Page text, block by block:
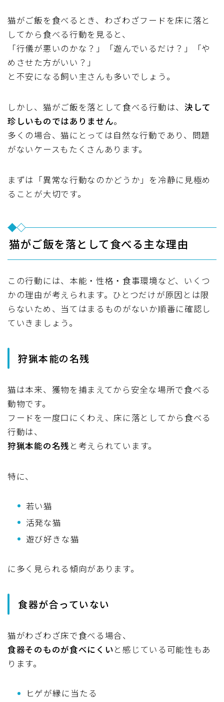
猫がご飯を食べるとき、わざわざフードを床に落と
してから食べる行動を見ると、
「行儀が悪いのかな？」「遊んでいるだけ？」「や
めさせた方がいい？」
と不安になる飼い主さんも多いでしょう。
しかし、猫がご飯を落として食べる行動は、 決して
珍しいものではありません。
多くの場合、猫にとっては自然な行動であり、問題
がないケースもたくさんあります。
まずは「異常な行動なのかどうか」を冷静に見極め
ることが大切です。
猫がご飯を落として食べる主な理由
この行動には、本能・性格・食事環境など、いくつ
かの理由が考えられます。ひとつだけが原因とは限
らないため、当てはまるものがないか順番に確認し
ていきましょう。
狩猟本能の名残
猫は本来、獲物を捕まえてから安全な場所で食べる
動物です。
フードを一度口にくわえ、床に落としてから食べる
行動は、
狩猟本能の名残 と考えられています。
特に、
若い猫
活発な猫
遊び好きな猫
に多く見られる傾向があります。
食器が合っていない
猫がわざわざ床で食べる場合、
食器そのものが食べにくいと感じている可能性もあ
ります。
ヒゲが縁に当たる